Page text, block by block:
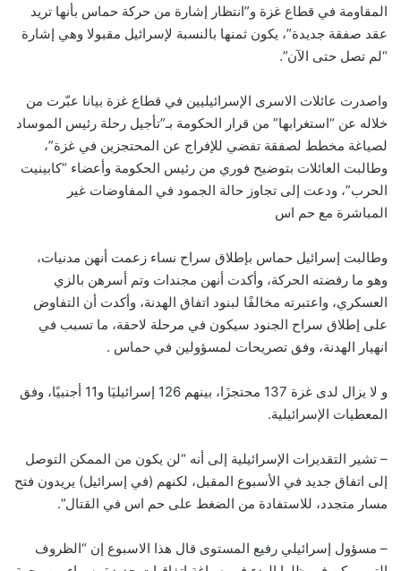
المقاومة في قطاع غزة و”انتظار إشارة من حركة حماس بأنها تريد
عقد صفقة جديدة”، يكون ثمنها بالنسبة لإسرائيل مقبولا وهي إشارة
“لم تصل حتى الآن”.
واصدرت عائلات الاسرى الإسرائيليين في قطاع غزة بيانا عبّرت من
خلاله عن “استغرابها” من قرار الحكومة بـ”تأجيل رحلة رئيس الموساد
لصياغة مخطط لصفقة تفضي للإفراج عن المحتجزين في غزة”،
وطالبت العائلات بتوضيح فوري من رئيس الحكومة وأعضاء “كابينيت
الحرب”، ودعت إلى تجاوز حالة الجمود في المفاوضات غير
المباشرة مع حم اس
وطالبت إسرائيل حماس بإطلاق سراح نساء زعمت أنهن مدنيات،
وهو ما رفضته الحركة، وأكدت أنهن مجندات وتم أسرهن بالزي
العسكري، واعتبرته مخالفًا لبنود اتفاق الهدنة، وأكدت أن التفاوض
على إطلاق سراح الجنود سيكون في مرحلة لاحقة، ما تسبب في
انهيار الهدنة، وفق تصريحات لمسؤولين في حماس .
و لا يزال لدى غزة 137 محتجزَا، بينهم 126 إسرائيليَا و11 أجنبيًا، وفق
المعطيات الإسرائيلية.
– تشير التقديرات الإسرائيلية إلى أنه “لن يكون من الممكن التوصل
إلى اتفاق جديد في الأسبوع المقبل، لكنهم (في إسرائيل) يريدون فتح
مسار متجدد، للاستفادة من الضغط على حم اس في القتال”.
– مسؤول إسرائيلي رفيع المستوى قال هذا الاسبوع إن “الظروف